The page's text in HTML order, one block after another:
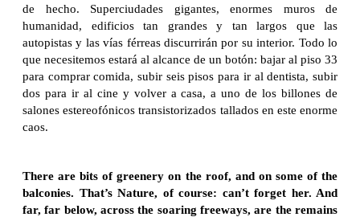
de hecho. Superciudades gigantes, enormes muros de
humanidad, edificios tan grandes y tan largos que las
autopistas y las vías férreas discurrirán por su interior. Todo lo
que necesitemos estará al alcance de un botón: bajar al piso 33
para comprar comida, subir seis pisos para ir al dentista, subir
dos para ir al cine y volver a casa, a uno de los billones de
salones estereofónicos transistorizados tallados en este enorme
caos.
There are bits of greenery on the roof, and on some of the
balconies. That’s Nature, of course: can’t forget her. And
far, far below, across the soaring freeways, are the remains